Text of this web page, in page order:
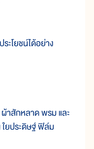
ะโยชน์ได้อย่าง
าสักหลาด พรม และ
ใยประดิษฐ์ ฟิล์ม